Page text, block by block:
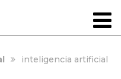
inteligencia artificial